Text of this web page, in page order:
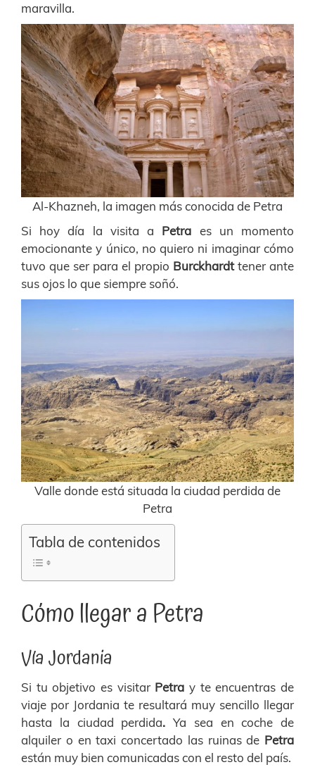
maravilla.
Al-Khazneh, la imagen más conocida de Petra
Si hoy día la visita a Petra es un momento
emocionante y único, no quiero ni imaginar cómo
tuvo que ser para el propio Burckhardttener ante
sus ojos lo que siempre soñó.
Valle donde está situada la ciudad perdida de
Petra
Tabla de contenidos
Cómo llegar a Petra
Vía Jordania
Si tu objetivo es visitar Petra y te encuentras de
viaje por Jordania te resultará muy sencillo llegar
hasta la ciudad perdida. Ya sea en coche de
alquiler o en taxi concertado las ruinas de Petra
están muy bien comunicadas con el resto del país.